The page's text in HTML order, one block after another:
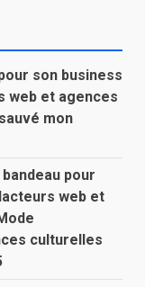
son business
web et agences
mon
pour
web et
culturelles